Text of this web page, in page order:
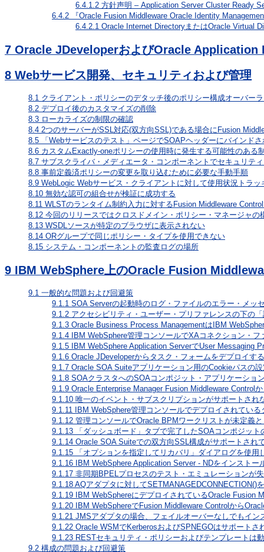
6.4.1.2 方針声明 – Application Server Cluster Ready
6.4.2 『Oracle Fusion Middleware Oracle Identity
6.4.2.1 Oracle Internet DirectoryまたはOracle Virtual
7 Oracle JDeveloperおよびOracle Application
8 Webサービス開発、セキュリティおよび管理
8.1 クライアント・ポリシーのデタッチ後のポリシー構成オーバー
8.2 デプロイ後のカスタマイズの削除
8.3 ローカライズの制限の確認
8.4 2つのサーバーがSSL対応(双方向SSL)である場合にFusion
8.5 「Webサービスのテスト」ページでSOAPヘッダーにバインド
8.6 カスタムExactly-oneポリシーの使用時に発生する可能性のある
8.7 サブスクライバ・メディエータ・コンポーネントでセキュリテ
8.8 事前定義済ポリシーの変更を取り込むために必要な手動手順
8.9 WebLogic Webサービス・クライアントに対して使用状況トラ
8.10 無効な認可の組合せが検証に成功する
8.11 WLSTのランタイム制約入力に対するFusion Middleware
8.12 今回のリリースではクロスドメイン・ポリシー・マネージャの
8.13 WSDLソースが特定のブラウザに表示されない
8.14 ORグループで同じポリシー・タイプを使用できない
8.15 システム・コンポーネントの監査ログの場所
9 IBM WebSphere上のOracle Fusion
9.1 一般的な問題および回避策
9.1.1 SOA Serverの起動時のログ・ファイルのエラー・メッ
9.1.2 アクセシビリティ・ユーザー・プリファレンスの下の
9.1.3 Oracle Business Process ManagementはIBM
9.1.4 IBM WebSphere管理コンソールでXAコネクション・
9.1.5 IBM WebSphere Application ServerでUser Messaging
9.1.6 Oracle JDeveloperからタスク・フォームをデプロイす
9.1.7 Oracle SOA Suiteアプリケーション用のCookieパスの
9.1.8 SOAクラスタへのSOAコンポジット・アプリケーショ
9.1.9 Oracle Enterprise Manager Fusion Middleware Control
9.1.10 唯一のイベント・サブスクリプションがサポートされ
9.1.11 IBM WebSphere管理コンソールでデプロイされてい
9.1.12 管理コンソールでOracle BPMワークリストが未定義
9.1.13 「ダッシュボード」タブで完了したSOAコンポジッ
9.1.14 Oracle SOA Suiteでの双方向SSL構成がサポートされ
9.1.15 「オプションを指定してリカバリ」ダイアログを使
9.1.16 IBM WebSphere Application Server - NDをインスト
9.1.17 非同期BPELプロセスのテスト・エミュレーションが
9.1.18 AQアダプタに対してSETMANAGEDCONNECTION()
9.1.19 IBM WebSphereにデプロイされているOracle Fusion
9.1.20 IBM WebSphereでFusion Middleware Controlから
9.1.21 JMSアダプタの場合、フェイルオーバーなしでもイン
9.1.22 Oracle WSMでKerberosおよびSPNEGOはサポートさ
9.1.23 RESTセキュリティ・ポリシーおよびテンプレートは
9.2 構成の問題および回避策